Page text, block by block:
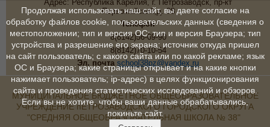
Адрес: Республика Карелия, г. Петрозаводск, пр-кт
Первомайский,д. 38
Телефон
8(8142)56-69-90
8(8142)70-10-54
Эл. почта school38pz@yandex.ru
МУНИЦИПАЛЬНОЕ БЮДЖЕТНОЕ ОБЩЕОБРАЗОВАТЕЛЬНОЕ
УЧРЕЖДЕНИЕ пЕТРОЗАВОДСКОГО ГОРОДСКОГО ОКРУГА
"СРЕДНЯЯ ОБЩЕОБРАЗОВАТЕЛЬНАЯ ШКОЛА № 38"
Продолжая использовать наш сайт, вы даете согласие на
обработку файлов cookie, пользовательских данных (сведения о
местоположении; тип и версия ОС; тип и версия Браузера; тип
устройства и разрешение его экрана; источник откуда пришел
на сайт пользователь; с какого сайта или по какой рекламе; язык
ОС и Браузера; какие страницы открывает и на какие кнопки
нажимает пользователь; ip-адрес) в целях функционирования
сайта и проведения статистических исследований и обзоров.
Если вы не хотите, чтобы ваши данные обрабатывались,
покиньте сайт.